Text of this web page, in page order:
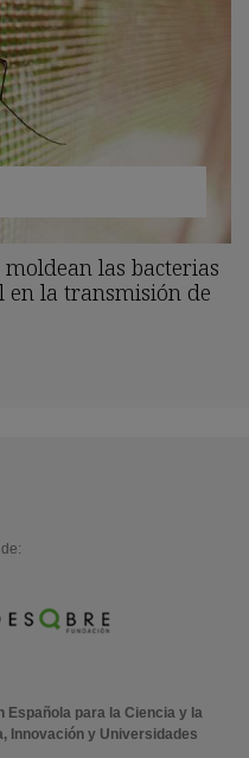
las bacterias
en la transmisión de
Española para la Ciencia y la
Innovación y Universidades